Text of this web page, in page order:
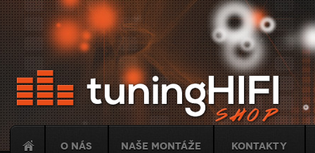
O nás Naše montáže Kontakty